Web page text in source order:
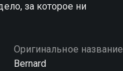
за которое ни
Оригинальное название
Bernard